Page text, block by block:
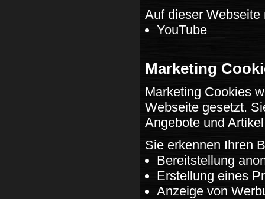
Auf dieser
YouTube
Marketing
Marketing Cookies
Webseite gesetzt.
Angebote und
Sie erkennen Ihren
Bereitstellung
Erstellung eines
Anzeige von